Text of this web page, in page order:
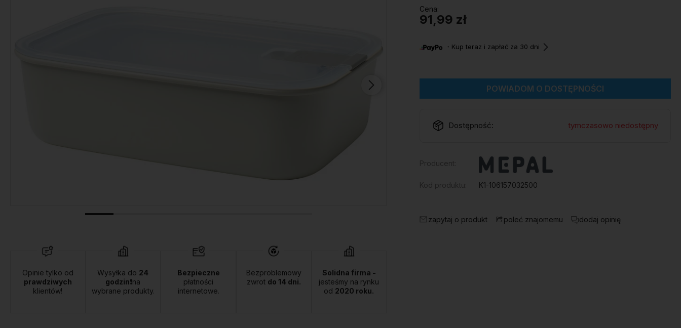
Opinie tylko od
prawdziwych
klientów!
Wysyłka do 24
godzin❗na
wybrane produkty.
Bezpieczne
płatności
internetowe.
Bezproblemowy
zwrot do 14 dni.
Solidna firma -
jesteśmy na rynku
od 2020 roku.
Cena:
91,99 zł
・Kup teraz i zapłać za 30 dni
POWIADOM O DOSTĘPNOŚCI
Dostępność: tymczasowo niedostępny
K1-106157032500
zapytaj o produkt poleć znajomemu dodaj opinię